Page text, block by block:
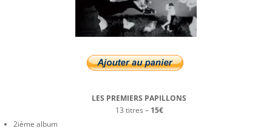
LES PREMIERS PAPILLONS
13 titres – 15€
2ième album